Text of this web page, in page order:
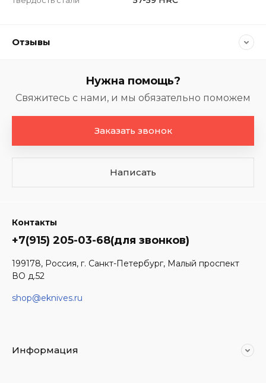
Отзывы
Нужна помощь?
Свяжитесь с нами, и мы обязательно поможем
Заказать звонок
Написать
Контакты
+7(915) 205-03-68(для звонков)
199178, Россия, г. Санкт-Петербург, Малый проспект
ВО д.52
shop@eknives.ru
Информация